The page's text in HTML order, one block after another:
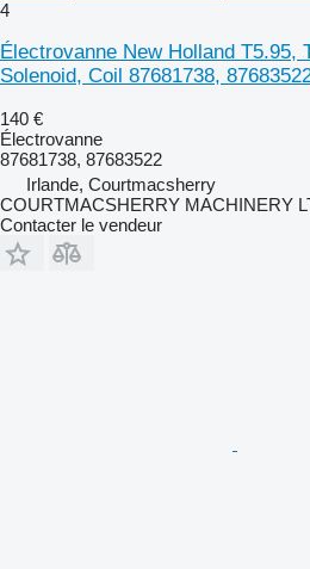
4
Électrovanne New Holland T5.95,
Solenoid, Coil 87681738,
140 €
Électrovanne
87681738, 87683522
Irlande, Courtmacsherry
COURTMACSHERRY MACHINERY
Contacter le vendeur